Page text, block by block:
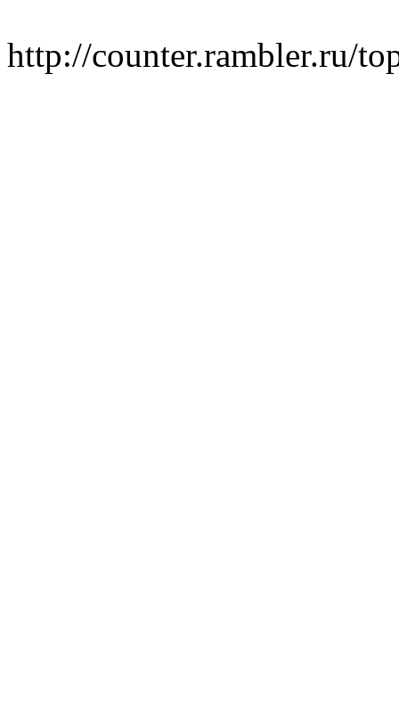
http://counter.rambler.ru/